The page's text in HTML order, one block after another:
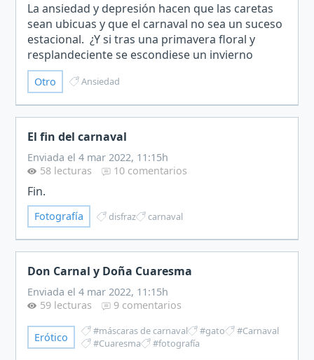
La ansiedad y depresión hacen que las caretas
sean ubicuas y que el carnaval no sea un suceso
estacional. ¿Y si tras una primavera floral y
resplandeciente se escondiese un invierno
lúgubre y oscuro?
Otro Ansiedad
El fin del carnaval
Enviada el 4 mar 2022, 11:15h
58 lecturas
10 comentarios
Fin.
Fotografía disfraz carnaval
Don Carnal y Doña Cuaresma
Enviada el 4 mar 2022, 11:15h
59 lecturas
9 comentarios
Erótico #máscaras de carnaval #gato
#Carnaval
#Cuaresma
#fotografía